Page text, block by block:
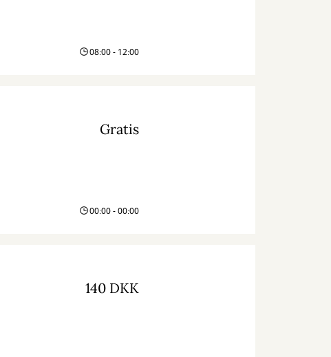
08:00 - 12:00
Gratis
00:00 - 00:00
140 DKK